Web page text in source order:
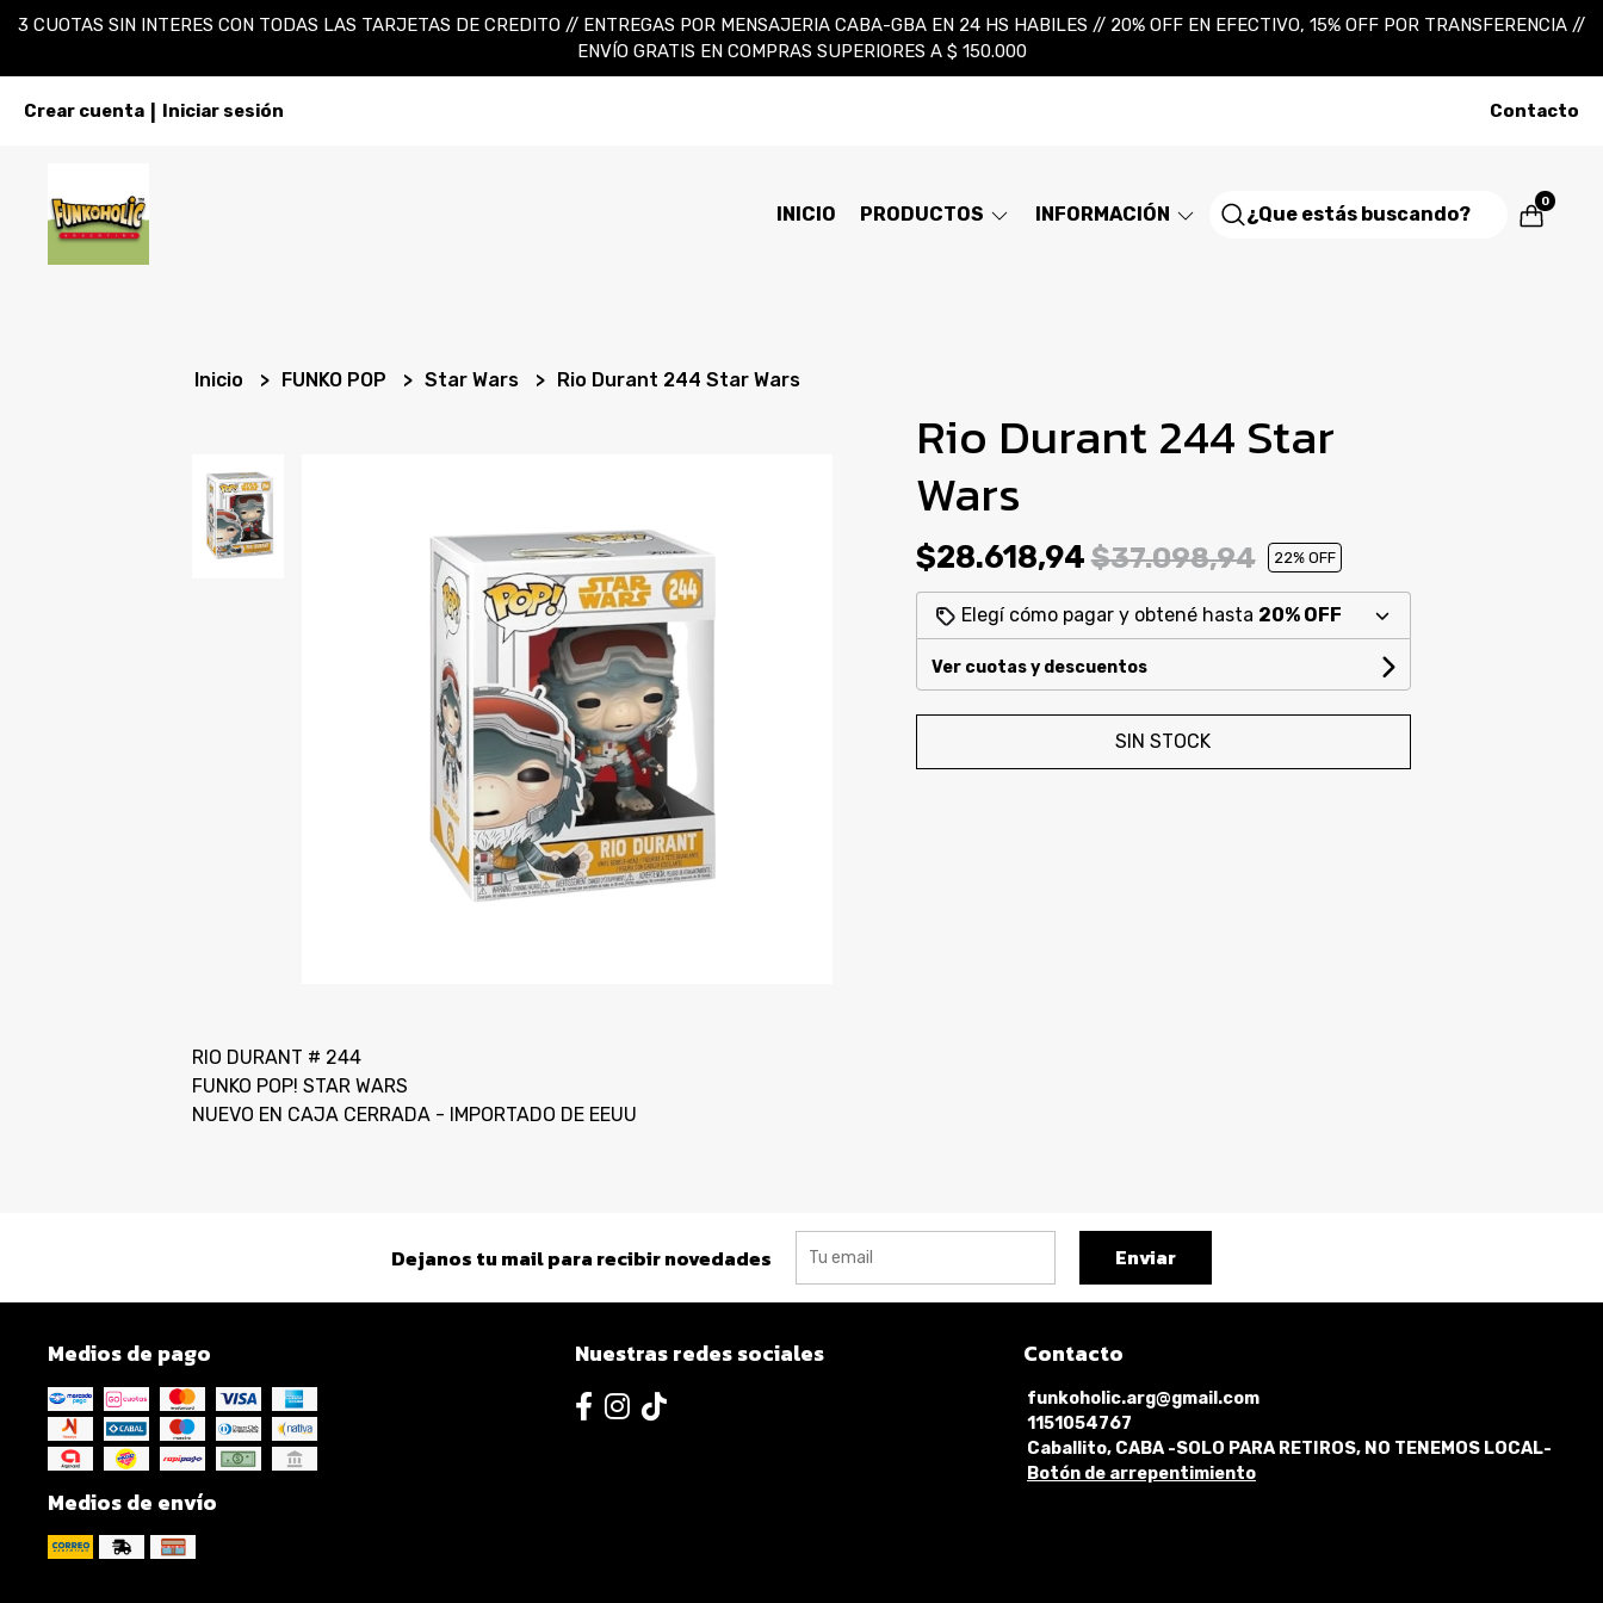
3 CUOTAS SIN INTERES CON TODAS LAS TARJETAS DE CREDITO // ENTREGAS POR MENSAJERIA CABA-GBA EN 24 HS HABILES // 20% OFF EN EFECTIVO, 15% OFF POR TRANSFERENCIA //
ENVÍO GRATIS EN COMPRAS SUPERIORES A $ 150.000
Crear cuenta Iniciar sesión Contacto
INICIO PRODUCTOS INFORMACIÓN
0
Inicio FUNKO POP Star Wars Rio Durant 244 Star Wars
RIO DURANT # 244
FUNKO POP! STAR WARS
NUEVO EN CAJA CERRADA - IMPORTADO DE EEUU
Rio Durant 244 Star
Wars
$28.618,94$37.098,94 22% OFF
Elegí cómo pagar y obtené hasta 20% OFF
Ver cuotas y descuentos
SIN STOCK
Dejanos tu mail para recibir novedades Enviar
Medios de pago
Medios de envío
Nuestras redes sociales Contacto
funkoholic.arg@gmail.com
1151054767
Caballito, CABA -SOLO PARA RETIROS, NO TENEMOS LOCAL-
Botón de arrepentimiento